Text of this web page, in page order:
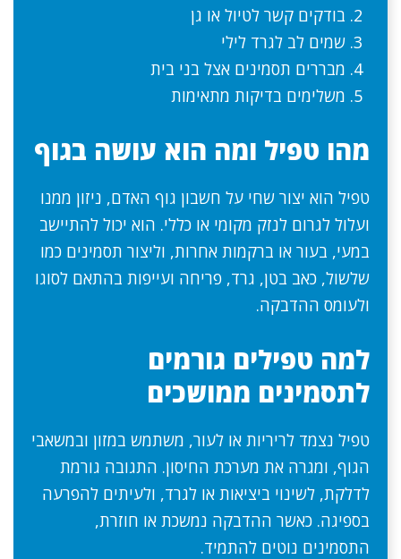
בודקים קשר לטיול או גן
שמים לב לגרד לילי
מבררים תסמינים אצל בני בית
משלימים בדיקות מתאימות
מהו טפיל ומה הוא עושה בגוף
טפיל הוא יצור שחי על חשבון גוף האדם, ניזון ממנו
ועלול לגרום לנזק מקומי או כללי. הוא יכול להתיישב
במעי, בעור או ברקמות אחרות, וליצור תסמינים כמו
שלשול, כאב בטן, גרד, פריחה ועייפות בהתאם לסוגו
ולעומס ההדבקה.
למה טפילים גורמים
לתסמינים ממושכים
טפיל נצמד לריריות או לעור, משתמש במזון ובמשאבי
הגוף, ומגרה את מערכת החיסון. התגובה גורמת
לדלקת, לשינוי ביציאות או לגרד, ולעיתים להפרעה
בספיגה. כאשר ההדבקה נמשכת או חוזרת,
התסמינים נוטים להתמיד.